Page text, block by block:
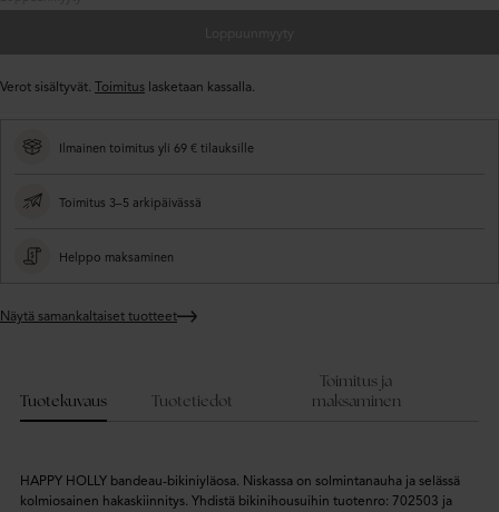
Verot sisältyvät. Toimitus lasketaan kassalla.
Ilmainen toimitus yli 69 € tilauksille
Toimitus 3–5 arkipäivässä
Helppo maksaminen
Näytä samankaltaiset tuotteet
Tuotekuvaus Tuotetiedot
Toimitus ja
maksaminen
HAPPY HOLLY bandeau-bikiniyläosa. Niskassa on solmintanauha ja selässä
kolmiosainen hakaskiinnitys. Yhdistä bikinihousuihin tuotenro: 702503 ja